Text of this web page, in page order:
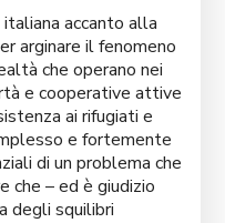
accanto alla
arginare il fenomeno
che operano nei
e cooperative attive
ai rifugiati e
e fortemente
di un problema che
che – ed è giudizio
degli squilibri